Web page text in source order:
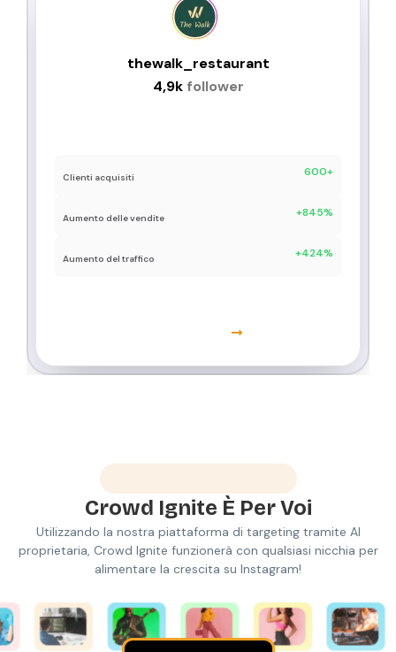
thewalk_restaurant
4,9k follower
Clienti acquisiti 600+
Aumento delle vendite +845%
Aumento del traffico +424%
Crowd Ignite È Per Voi
Utilizzando la nostra piattaforma di targeting tramite AI
proprietaria, Crowd Ignite funzionerà con qualsiasi nicchia per
alimentare la crescita su Instagram!